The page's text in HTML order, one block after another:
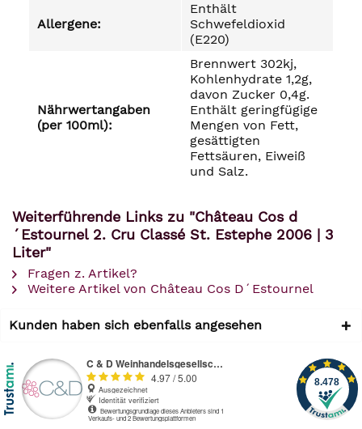
Allergene:
Enthält
Schwefeldioxid
(E220)
Nährwertangaben
(per 100ml):
Brennwert 302kj,
Kohlenhydrate 1,2g,
davon Zucker 0,4g.
Enthält geringfügige
Mengen von Fett,
gesättigten
Fettsäuren, Eiweiß
und Salz.
Weiterführende Links zu "Château Cos d
´Estournel 2. Cru Classé St. Estephe 2006 | 3
Liter"
Fragen z. Artikel?
Weitere Artikel von Château Cos D´Estournel
Kunden haben sich ebenfalls angesehen